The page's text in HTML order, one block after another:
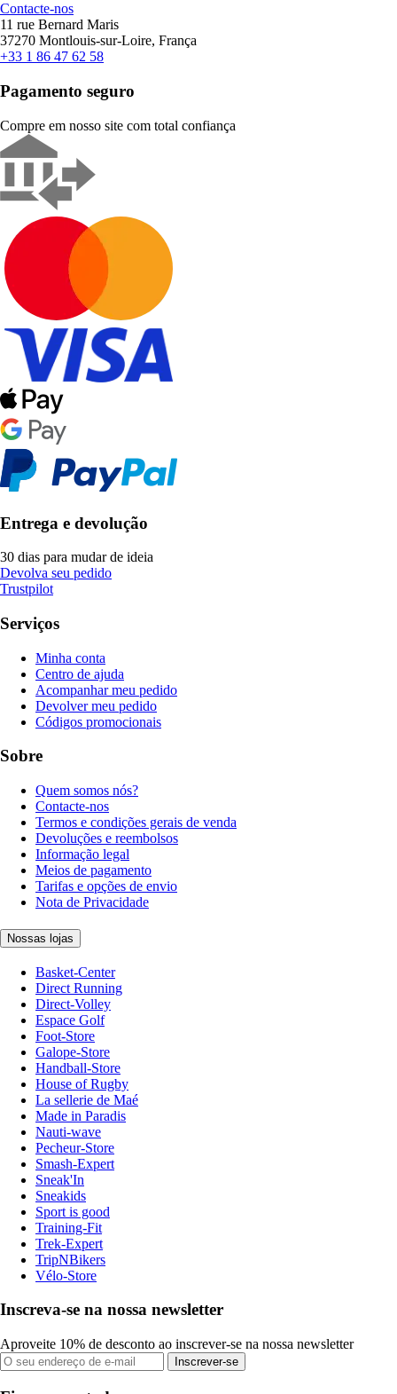
Contacte-nos
11 rue Bernard Maris
37270 Montlouis-sur-Loire, França
+33 1 86 47 62 58
Pagamento seguro
Compre em nosso site com total confiança
Entrega e devolução
30 dias para mudar de ideia
Devolva seu pedido
Trustpilot
Serviços
Minha conta
Centro de ajuda
Acompanhar meu pedido
Devolver meu pedido
Códigos promocionais
Sobre
Quem somos nós?
Contacte-nos
Termos e condições gerais de venda
Devoluções e reembolsos
Informação legal
Meios de pagamento
Tarifas e opções de envio
Nota de Privacidade
Nossas lojas
Basket-Center
Direct Running
Direct-Volley
Espace Golf
Foot-Store
Galope-Store
Handball-Store
House of Rugby
La sellerie de Maé
Made in Paradis
Nauti-wave
Pecheur-Store
Smash-Expert
Sneak'In
Sneakids
Sport is good
Training-Fit
Trek-Expert
TripNBikers
Vélo-Store
Inscreva-se na nossa newsletter
Aproveite 10% de desconto ao inscrever-se na nossa newsletter
Inscrever-se